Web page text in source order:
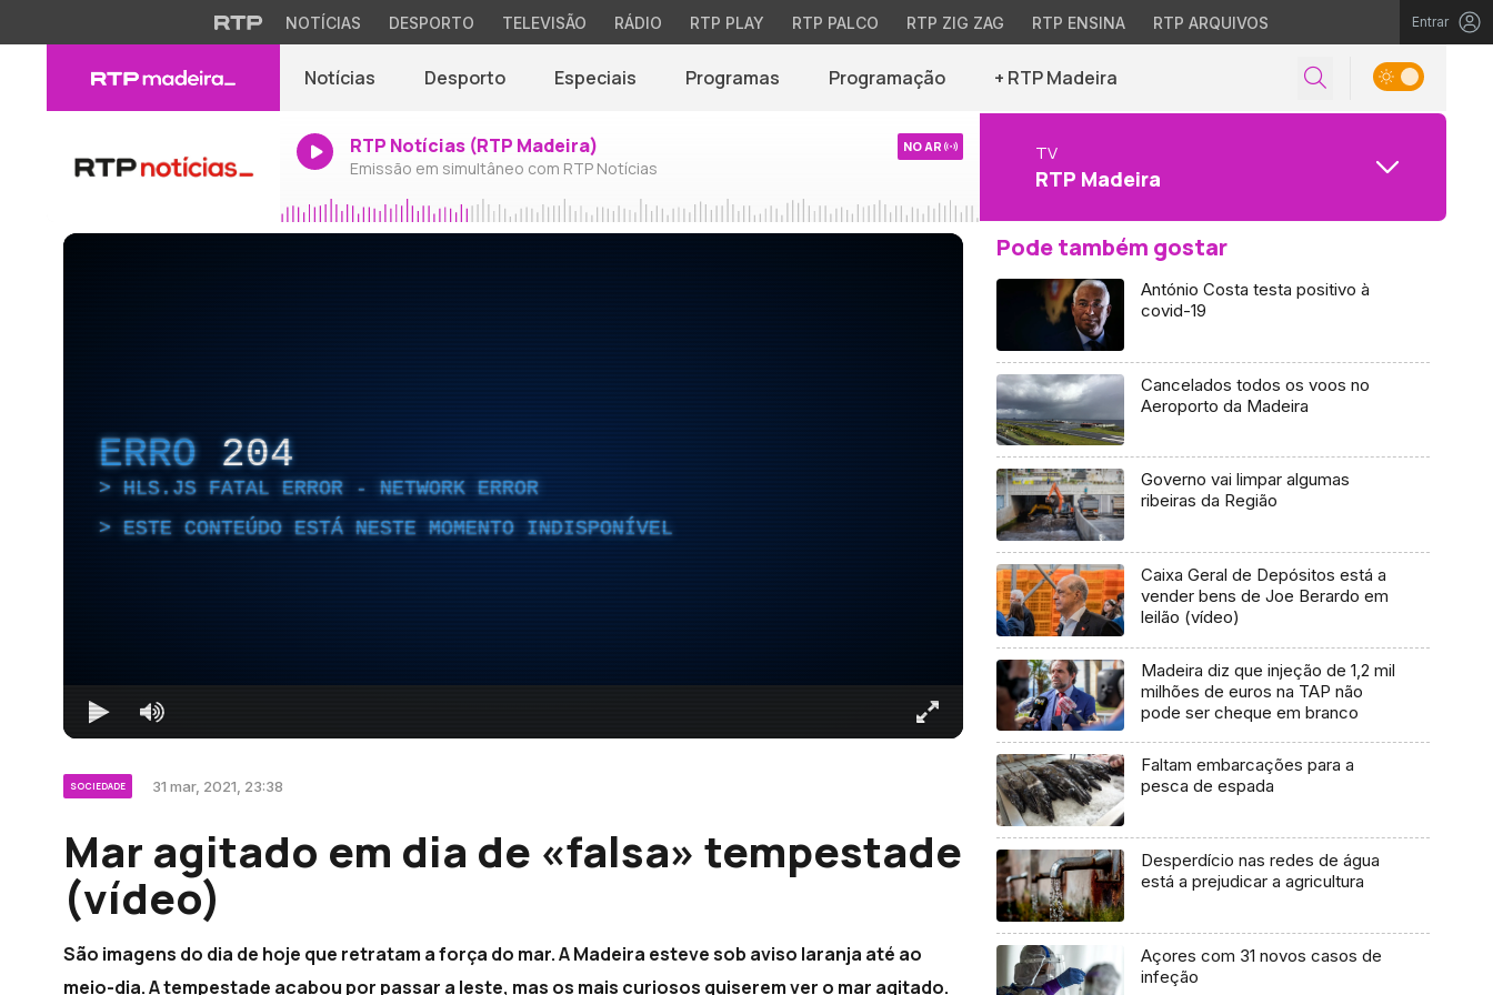
NOTÍCIAS DESPORTO TELEVISÃO RÁDIO RTP PLAY RTP PALCO RTP ZIG ZAG RTP ENSINA RTP ARQUIVOS Entrar
Notícias Desporto Especiais Programas Programação + RTP Madeira
RTP Notícias (RTP Madeira)
Emissão em simultâneo com RTP Notícias
NO AR TV
RTP Madeira
ERRO 204
HLS.JS FATAL ERROR - NETWORK ERROR
ESTE CONTEÚDO ESTÁ NESTE MOMENTO INDISPONÍVEL
SOCIEDADE 31 mar, 2021, 23:38
Mar agitado em dia de «falsa» tempestade
(vídeo)
São imagens do dia de hoje que retratam a força do mar. A Madeira esteve sob aviso laranja até ao
meio-dia. A tempestade acabou por passar a leste, mas os mais curiosos quiserem ver o mar agitado.
Pode também gostar
António Costa testa positivo à
covid-19
Cancelados todos os voos no
Aeroporto da Madeira
Governo vai limpar algumas
ribeiras da Região
Caixa Geral de Depósitos está a
vender bens de Joe Berardo em
leilão (vídeo)
Madeira diz que injeção de 1,2 mil
milhões de euros na TAP não
pode ser cheque em branco
Faltam embarcações para a
pesca de espada
Desperdício nas redes de água
está a prejudicar a agricultura
Açores com 31 novos casos de
infeção